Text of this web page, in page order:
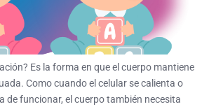
Es la forma en que el cuerpo mantiene
Como cuando el celular se calienta o
de funcionar, el cuerpo también necesita